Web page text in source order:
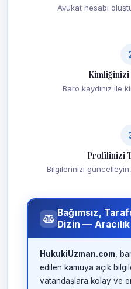
Avukat hesabı
Kimliğinizi
Baro kaydınız ile
Profilinizi
Bilgilerinizi
Bağımsız,
Dizin —
HukukiUzman.com ,
edilen kamuya açık
vatandaşlara kolay ve